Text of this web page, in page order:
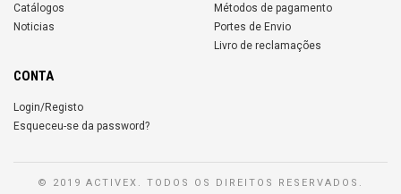
Catálogos
Noticias
Métodos de pagamento
Portes de Envio
Livro de reclamações
CONTA
Login/Registo
Esqueceu-se da password?
© 2019 ACTIVEX. TODOS OS DIREITOS RESERVADOS.